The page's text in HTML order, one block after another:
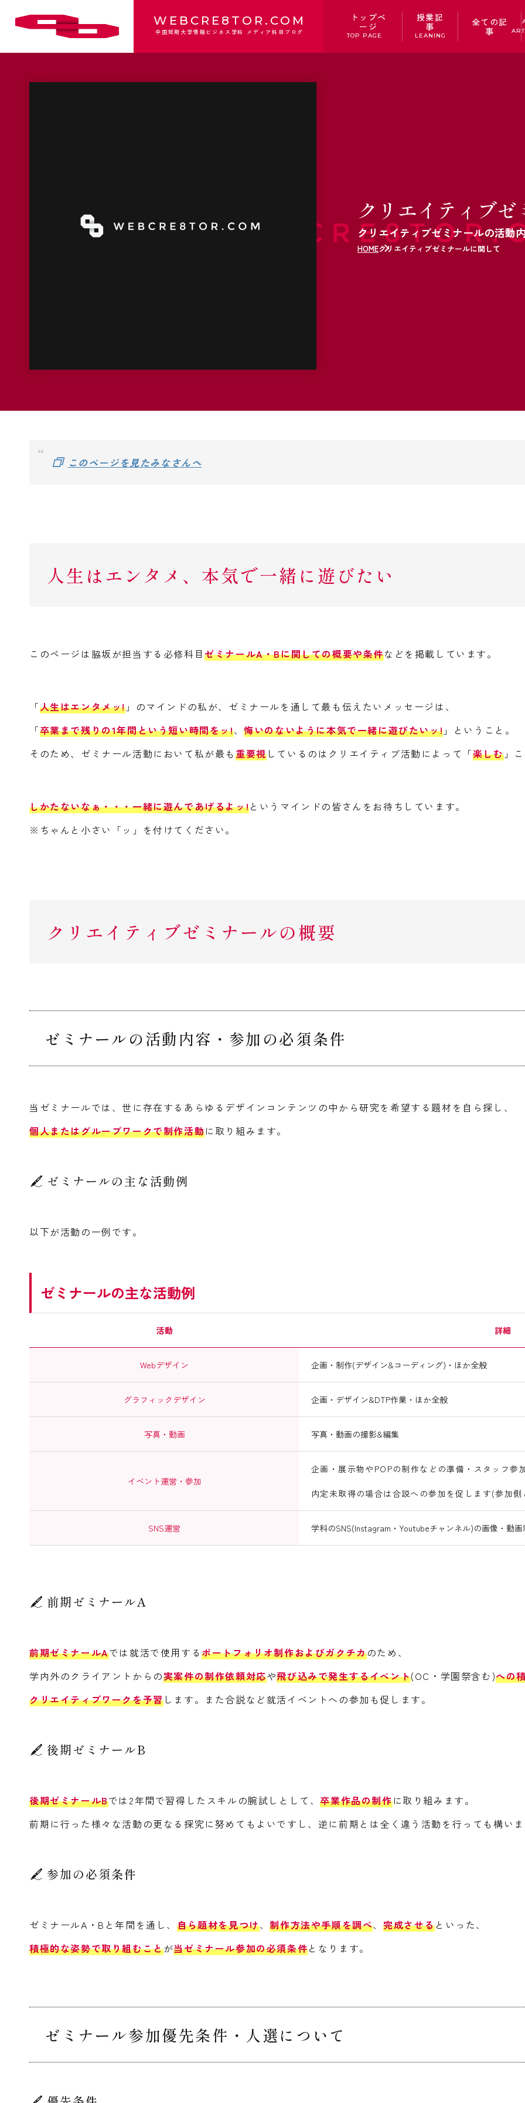
WEBCRE8TOR.COM
中国短期大学情報ビジネス学科 メディア科目ブログ
トップペ
ージ
TOP PAGE
授業記
事
LEANING
全ての記
事
クリエイティブ
クリエイティブゼミナールの活動
HOMEクリエイティブゼミナールに関して
このページを見たみなさんへ
人生はエンタメ、本気で一緒に遊びたい
このページは脇坂が担当する必修科目ゼミナールA・Bに関しての概要や条件などを掲載しています。
「人生はエンタメッ! 」のマインドの私が、ゼミナールを通して最も伝えたいメッセージは、
「卒業まで残りの1年間という短い時間をッ!、悔いのないように本気で一緒に遊びたいッ! 」ということ。
そのため、ゼミナール活動において私が最も重要視しているのはクリエイティブ活動によって「楽しむ」
しかたないなぁ・・・一緒に遊んであげるよッ!というマインドの皆さんをお待ちしています。
※ちゃんと小さい「ッ」を付けてください。
クリエイティブゼミナールの概要
ゼミナールの活動内容・参加の必須条件
当ゼミナールでは、世に存在するあらゆるデザインコンテンツの中から研究を希望する題材を自ら探し、
個人またはグループワークで制作活動に取り組みます。
ゼミナールの主な活動例
以下が活動の一例です。
ゼミナールの主な活動例
活動 詳細
Webデザイン 企画・制作(デザイン&コーディング)・ほか全般
グラフィックデザイン 企画・デザイン&DTP作業・ほか全般
写真・動画 写真・動画の撮影&編集
イベント運営・参加
企画・展示物やPOPの制作などの準備・スタッフ参
内定未取得の場合は合説への参加を促します(参加
SNS運営 学科のSNS(Instagram・Youtubeチャンネル)の画像・動
前期ゼミナールA
前期ゼミナールAでは就活で使用するポートフォリオ制作およびガクチカのため、
学内外のクライアントからの実案件の制作依頼対応や飛び込みで発生するイベント(OC・学園祭含む)への
クリエイティブワークを予習します。また合説など就活イベントへの参加も促します。
後期ゼミナールB
後期ゼミナールBでは2年間で習得したスキルの腕試しとして、卒業作品の制作に取り組みます。
前期に行った様々な活動の更なる探究に努めてもよいですし、逆に前期とは全く違う活動を行っても構い
参加の必須条件
ゼミナールA・Bと年間を通し、自ら題材を見つけ、制作方法や手順を調べ、完成させるといった、
積極的な姿勢で取り組むことが当ゼミナール参加の必須条件となります。
ゼミナール参加優先条件・人選について